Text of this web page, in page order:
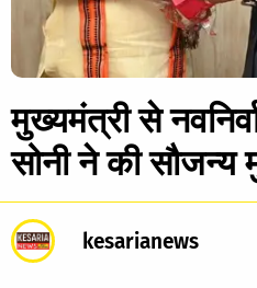
मुख्यमंत्री से
सोनी ने की सौजन्य
kesarianews